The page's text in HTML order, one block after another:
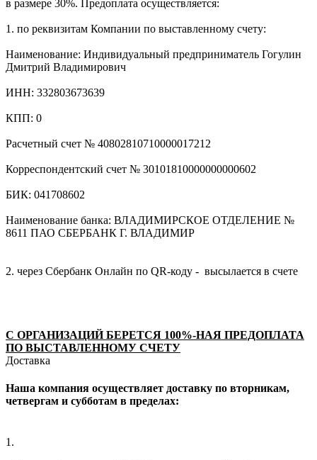
в размере 30%. Предоплата осуществляется:
1. по реквизитам Компании по выставленному счету:
Наименование: Индивидуальный предприниматель Гогулин
Дмитрий Владимирович
ИНН: 332803673639
КПП: 0
Расчетный счет № 40802810710000017212
Корреспондентский счет № 30101810000000000602
БИК: 041708602
Наименование банка: ВЛАДИМИРСКОЕ ОТДЕЛЕНИЕ №
8611 ПАО СБЕРБАНК Г. ВЛАДИМИР
2. через Сбербанк Онлайн по QR-коду - высылается в счете
С ОРГАНИЗАЦИЙ БЕРЕТСЯ 100%-НАЯ ПРЕДОПЛАТА
ПО ВЫСТАВЛЕННОМУ СЧЕТУ
Доставка
Наша компания осуществляет доставку по вторникам,
четвергам и субботам в пределах:
1.